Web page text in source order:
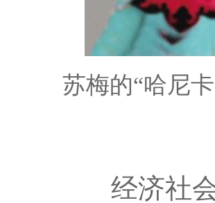
苏梅的“哈尼
经济社会